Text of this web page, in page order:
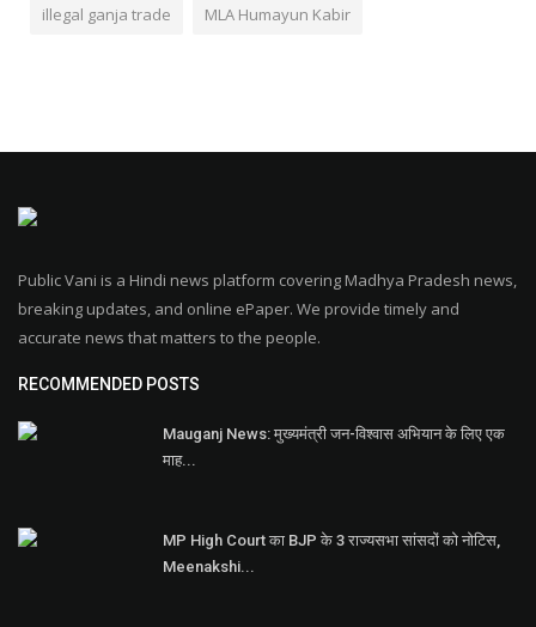
illegal ganja trade MLA Humayun Kabir
Public Vani is a Hindi news platform covering Madhya Pradesh news,
breaking updates, and online ePaper. We provide timely and
accurate news that matters to the people.
RECOMMENDED POSTS
Mauganj News: मुख्यमंत्री जन-विश्वास अभियान के लिए एक
माह...
MP High Court का BJP के 3 राज्यसभा सांसदों को नोटिस,
Meenakshi...